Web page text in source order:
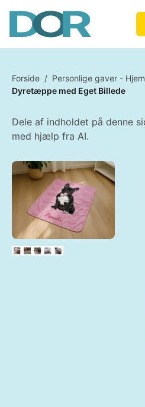
Forside / Personlige gaver -
Dyretæppe med Eget Billede
Dele af indholdet på denne
med hjælp fra AI.